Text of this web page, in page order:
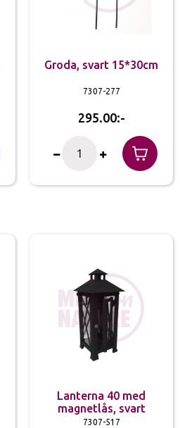
Groda, svart 15*30cm
7307-277
295.00
Lanterna 40 med
magnetlås, svart
7307-517